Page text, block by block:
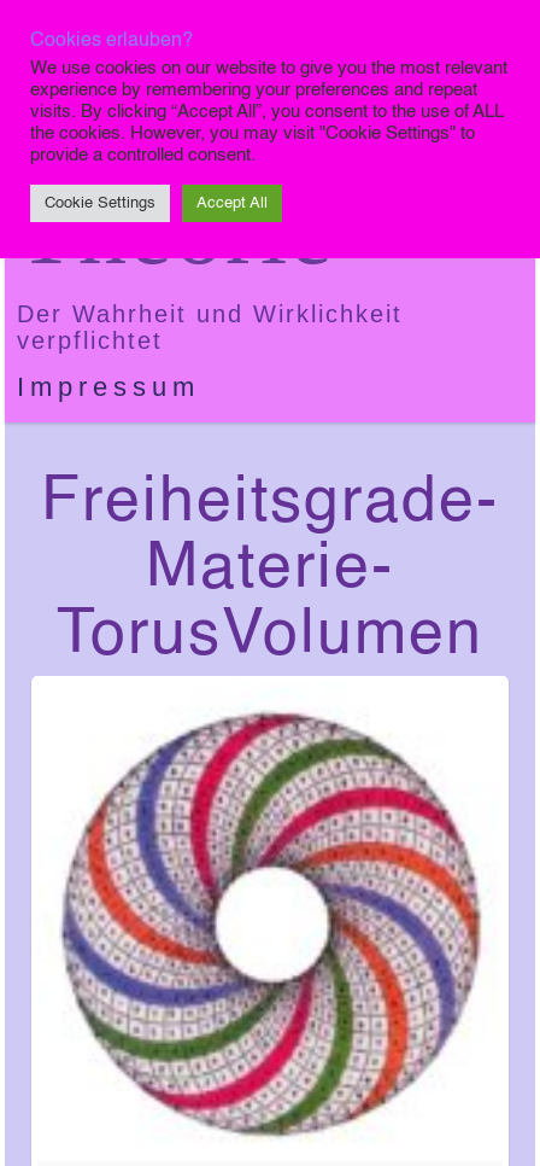
Die Finale
Theorie
Der Wahrheit und Wirklichkeit
verpflichtet
Impressum
Freiheitsgrade-
Materie-
TorusVolumen
Cookies erlauben?
We use cookies on our website to give you the most relevant
experience by remembering your preferences and repeat
visits. By clicking “Accept All”, you consent to the use of ALL
the cookies. However, you may visit "Cookie Settings" to
provide a controlled consent.
Cookie Settings Accept All